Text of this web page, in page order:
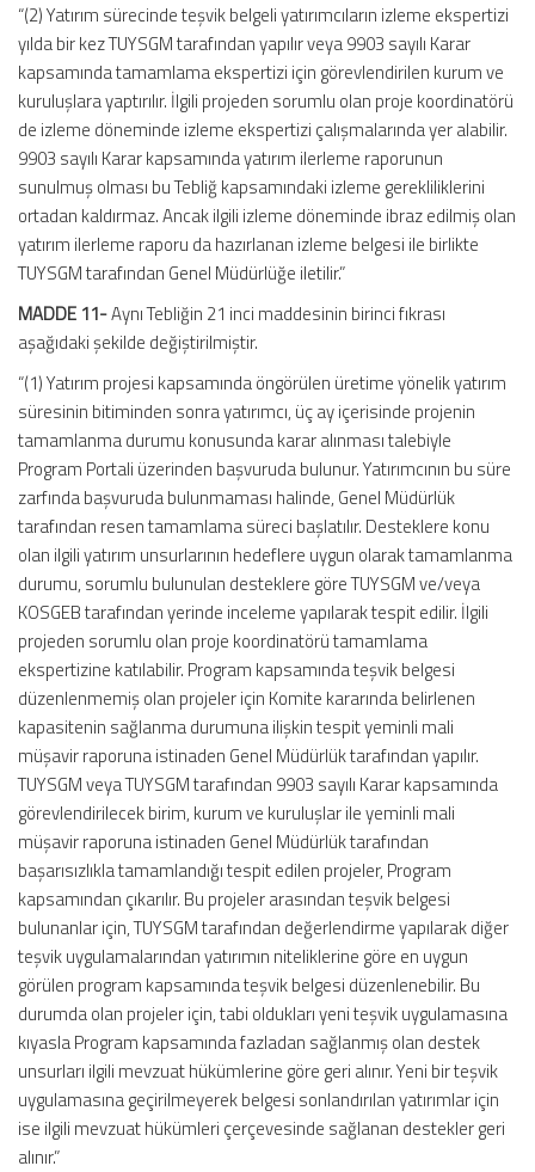
“(2) Yatırım sürecinde teşvik belgeli yatırımcıların izleme ekspertizi
yılda bir kez TUYSGM tarafından yapılır veya 9903 sayılı Karar
kapsamında tamamlama ekspertizi için görevlendirilen kurum ve
kuruluşlara yaptırılır. İlgili projeden sorumlu olan proje koordinatörü
de izleme döneminde izleme ekspertizi çalışmalarında yer alabilir.
9903 sayılı Karar kapsamında yatırım ilerleme raporunun
sunulmuş olması bu Tebliğ kapsamındaki izleme gerekliliklerini
ortadan kaldırmaz. Ancak ilgili izleme döneminde ibraz edilmiş olan
yatırım ilerleme raporu da hazırlanan izleme belgesi ile birlikte
TUYSGM tarafından Genel Müdürlüğe iletilir.”
MADDE 11-Aynı Tebliğin 21 inci maddesinin birinci fıkrası
aşağıdaki şekilde değiştirilmiştir.
“(1) Yatırım projesi kapsamında öngörülen üretime yönelik yatırım
süresinin bitiminden sonra yatırımcı, üç ay içerisinde projenin
tamamlanma durumu konusunda karar alınması talebiyle
Program Portali üzerinden başvuruda bulunur. Yatırımcının bu süre
zarfında başvuruda bulunmaması halinde, Genel Müdürlük
tarafından resen tamamlama süreci başlatılır. Desteklere konu
olan ilgili yatırım unsurlarının hedeflere uygun olarak tamamlanma
durumu, sorumlu bulunulan desteklere göre TUYSGM ve/veya
KOSGEB tarafından yerinde inceleme yapılarak tespit edilir. İlgili
projeden sorumlu olan proje koordinatörü tamamlama
ekspertizine katılabilir. Program kapsamında teşvik belgesi
düzenlenmemiş olan projeler için Komite kararında belirlenen
kapasitenin sağlanma durumuna ilişkin tespit yeminli mali
müşavir raporuna istinaden Genel Müdürlük tarafından yapılır.
TUYSGM veya TUYSGM tarafından 9903 sayılı Karar kapsamında
görevlendirilecek birim, kurum ve kuruluşlar ile yeminli mali
müşavir raporuna istinaden Genel Müdürlük tarafından
başarısızlıkla tamamlandığı tespit edilen projeler, Program
kapsamından çıkarılır. Bu projeler arasından teşvik belgesi
bulunanlar için, TUYSGM tarafından değerlendirme yapılarak diğer
teşvik uygulamalarından yatırımın niteliklerine göre en uygun
görülen program kapsamında teşvik belgesi düzenlenebilir. Bu
durumda olan projeler için, tabi oldukları yeni teşvik uygulamasına
kıyasla Program kapsamında fazladan sağlanmış olan destek
unsurları ilgili mevzuat hükümlerine göre geri alınır. Yeni bir teşvik
uygulamasına geçirilmeyerek belgesi sonlandırılan yatırımlar için
ise ilgili mevzuat hükümleri çerçevesinde sağlanan destekler geri
alınır.”